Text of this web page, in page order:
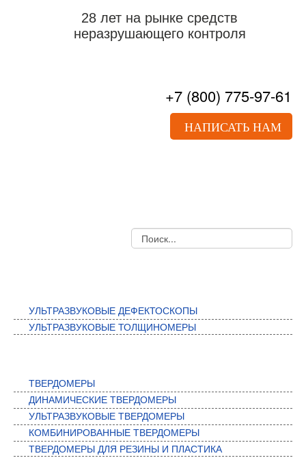
28 лет на рынке средств
неразрушающего контроля
+7 (800) 775-97-61
НАПИСАТЬ НАМ
УЛЬТРАЗВУКОВЫЕ ДЕФЕКТОСКОПЫ
УЛЬТРАЗВУКОВЫЕ ТОЛЩИНОМЕРЫ
ТВЕРДОМЕРЫ
ДИНАМИЧЕСКИЕ ТВЕРДОМЕРЫ
УЛЬТРАЗВУКОВЫЕ ТВЕРДОМЕРЫ
КОМБИНИРОВАННЫЕ ТВЕРДОМЕРЫ
ТВЕРДОМЕРЫ ДЛЯ РЕЗИНЫ И ПЛАСТИКА